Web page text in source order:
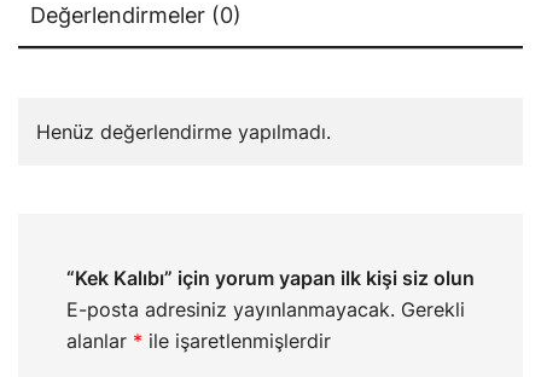
Değerlendirmeler (0)
Henüz değerlendirme yapılmadı.
“Kek Kalıbı” için yorum yapan ilk kişi siz olun
E-posta adresiniz yayınlanmayacak. Gerekli
alanlar * ile işaretlenmişlerdir